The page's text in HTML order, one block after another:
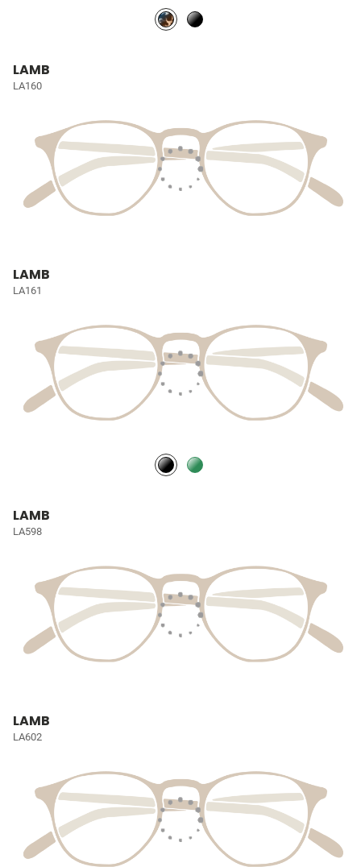
LAMB
LA160
LAMB
LA161
LAMB
LA598
LAMB
LA602